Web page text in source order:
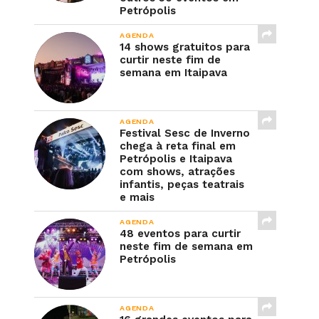
Petrópolis
AGENDA
14 shows gratuitos para
curtir neste fim de
semana em Itaipava
AGENDA
Festival Sesc de Inverno
chega à reta final em
Petrópolis e Itaipava
com shows, atrações
infantis, peças teatrais
e mais
AGENDA
48 eventos para curtir
neste fim de semana em
Petrópolis
AGENDA